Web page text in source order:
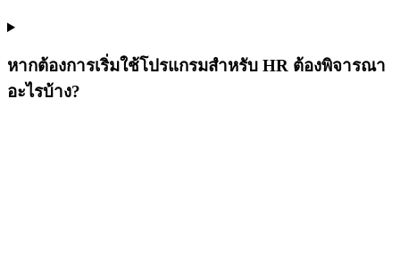
หากต้องการเริ่มใช้โปรแกรมสำหรับ HR ต้องพิจารณา
อะไรบ้าง?